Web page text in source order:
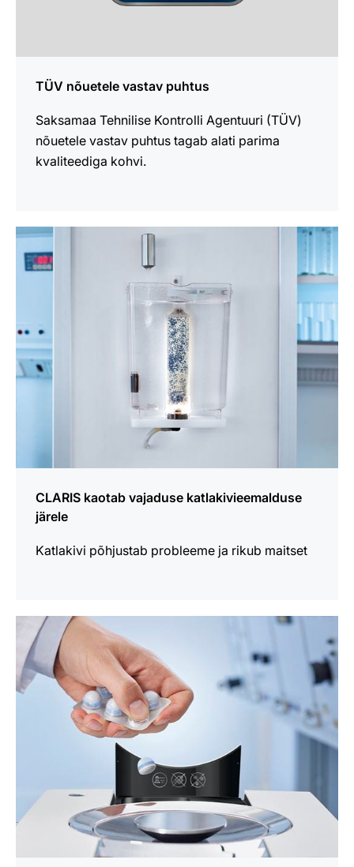
TÜV nõuetele vastav puhtus
Saksamaa Tehnilise Kontrolli Agentuuri (TÜV)
nõuetele vastav puhtus tagab alati parima
kvaliteediga kohvi.
CLARIS kaotab vajaduse katlakivieemalduse
järele
Katlakivi põhjustab probleeme ja rikub maitset
loe
lähemalt
lähemalt